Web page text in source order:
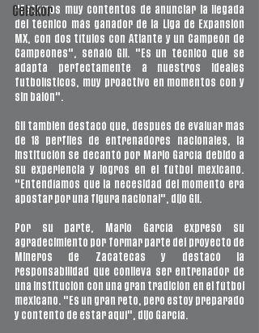
Ceickor
"Estamos muy contentos de anunciar la llegada
del técnico más ganador de la Liga de Expansión
MX, con dos títulos con Atlante y un Campeón de
Campeones", señaló Gil. "Es un técnico que se
adapta perfectamente a nuestros ideales
futbolísticos, muy proactivo en momentos con y
sin balón".
Gil también destacó que, después de evaluar más
de 18 perfiles de entrenadores nacionales, la
institución se decantó por Mario García debido a
su experiencia y logros en el fútbol mexicano.
"Entendíamos que la necesidad del momento era
apostar por una figura nacional", dijo Gil.
Por su parte, Mario García expresó su
agradecimiento por formar parte del proyecto de
Mineros de Zacatecas y destacó la
responsabilidad que conlleva ser entrenador de
una institución con una gran tradición en el fútbol
mexicano. "Es un gran reto, pero estoy preparado
y contento de estar aquí", dijo García.